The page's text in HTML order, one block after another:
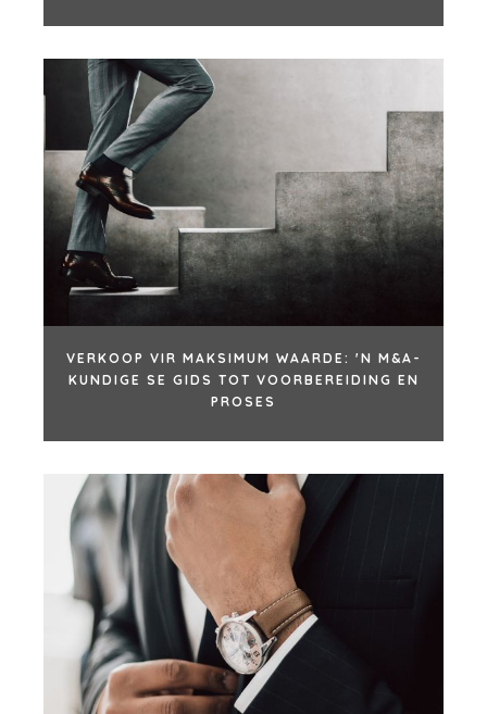
VERKOOP VIR MAKSIMUM WAARDE: 'N M&A-
KUNDIGE SE GIDS TOT VOORBEREIDING EN
PROSES